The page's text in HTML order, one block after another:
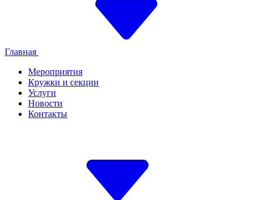
Главная
Мероприятия
Кружки и секции
Услуги
Новости
Контакты